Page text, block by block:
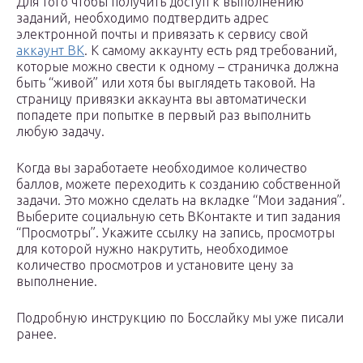
заданий, необходимо подтвердить адрес
электронной почты и привязать к сервису свой
аккаунт ВК. К самому аккаунту есть ряд требований,
которые можно свести к одному – страничка должна
быть “живой” или хотя бы выглядеть таковой. На
страницу привязки аккаунта вы автоматически
попадете при попытке в первый раз выполнить
любую задачу.
Когда вы заработаете необходимое количество
баллов, можете переходить к созданию собственной
задачи. Это можно сделать на вкладке “Мои задания”.
Выберите социальную сеть ВКонтакте и тип задания
“Просмотры”. Укажите ссылку на запись, просмотры
для которой нужно накрутить, необходимое
количество просмотров и установите цену за
выполнение.
Подробную инструкцию по Босслайку мы уже писали
ранее.